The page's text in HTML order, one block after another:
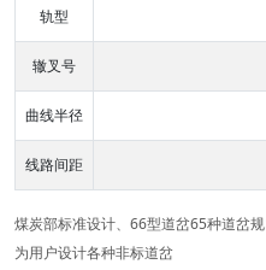
轨型
辙叉号
曲线半径
线路间距
煤炭部标准设计、66型道岔65种道岔
为用户设计各种非标道岔